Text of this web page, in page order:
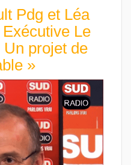
Pdg et Léa
Le
projet de
»